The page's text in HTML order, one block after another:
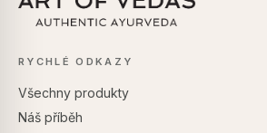
RYCHLÉ ODKAZY
Všechny produkty
Náš příběh